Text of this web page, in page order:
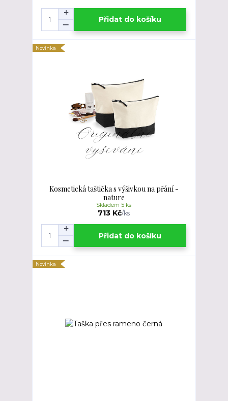
Přidat do košíku
Novinka
Kosmetická taštička s výšivkou na přání -
nature
713 Kč/ks
Skladem 5 ks
Přidat do košíku
Novinka